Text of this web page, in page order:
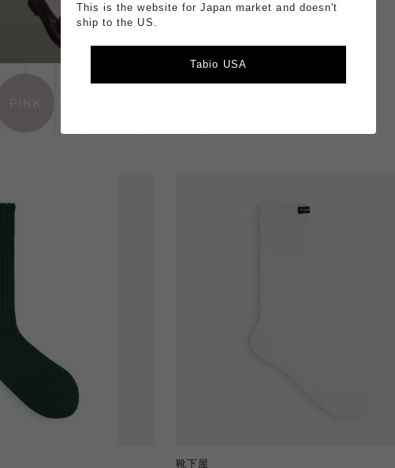
靴下屋
This is the website for Japan market and doesn't
ship to the US.
Tabio USA